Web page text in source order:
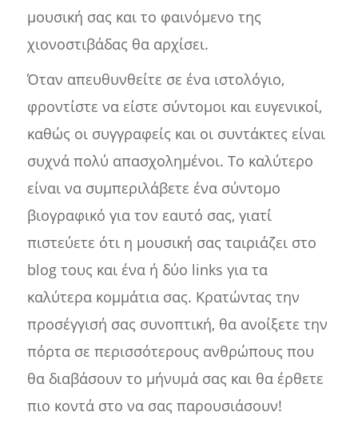
μουσική σας και το φαινόμενο της
χιονοστιβάδας θα αρχίσει.
Όταν απευθυνθείτε σε ένα ιστολόγιο,
φροντίστε να είστε σύντομοι και ευγενικοί,
καθώς οι συγγραφείς και οι συντάκτες είναι
συχνά πολύ απασχολημένοι. Το καλύτερο
είναι να συμπεριλάβετε ένα σύντομο
βιογραφικό για τον εαυτό σας, γιατί
πιστεύετε ότι η μουσική σας ταιριάζει στο
blog τους και ένα ή δύο links για τα
καλύτερα κομμάτια σας. Κρατώντας την
προσέγγισή σας συνοπτική, θα ανοίξετε την
πόρτα σε περισσότερους ανθρώπους που
θα διαβάσουν το μήνυμά σας και θα έρθετε
πιο κοντά στο να σας παρουσιάσουν!